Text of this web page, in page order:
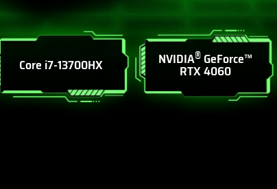
Core i7-13700HX NVIDIA®GeForce™
RTX 4060